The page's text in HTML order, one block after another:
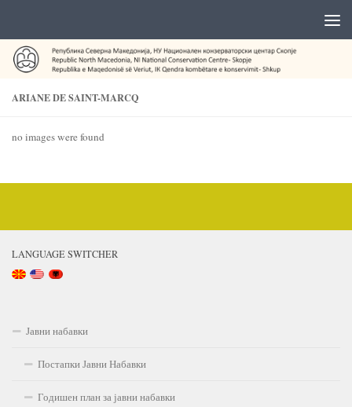
ARIANE DE SAINT-MARCQ
no images were found
LANGUAGE SWITCHER
Јавни набавки
Постапки Јавни Набавки
Годишен план за јавни набавки